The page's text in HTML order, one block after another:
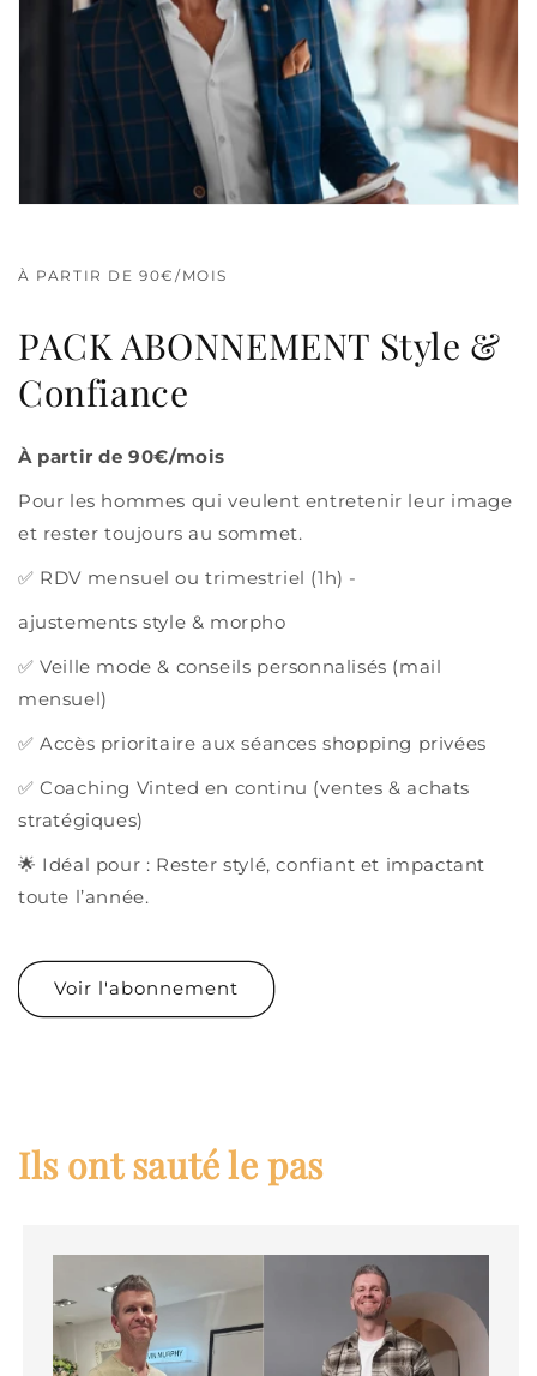
À PARTIR DE 90€/MOIS
PACK ABONNEMENT Style &
Confiance
À partir de 90€/mois
Pour les hommes qui veulent entretenir leur image
et rester toujours au sommet.
✅ RDV mensuel ou trimestriel (1h) -
ajustements style & morpho
✅ Veille mode & conseils personnalisés (mail
mensuel)
✅ Accès prioritaire aux séances shopping privées
✅ Coaching Vinted en continu (ventes & achats
stratégiques)
🌟 Idéal pour : Rester stylé, confiant et impactant
toute l’année.
Voir l'abonnement
Ils ont sauté le pas